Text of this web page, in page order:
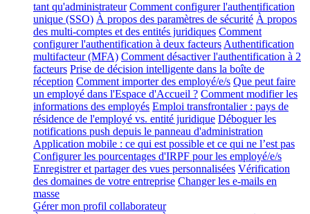
tant qu'administrateur Comment configurer l'authentification
unique (SSO) À propos des paramètres de sécurité À propos
des multi-comptes et des entités juridiques Comment
configurer l'authentification à deux facteurs Authentification
multifacteur (MFA) Comment désactiver l'authentification à 2
facteurs Prise de décision intelligente dans la boîte de
réception Comment importer des employé/e/s Que peut faire
un employé dans l'Espace d'Accueil ? Comment modifier les
informations des employés Emploi transfrontalier : pays de
résidence de l'employé vs. entité juridique Déboguer les
notifications push depuis le panneau d'administration
Application mobile : ce qui est possible et ce qui ne l’est pas
Configurer les pourcentages d'IRPF pour les employé/e/s
Enregistrer et partager des vues personnalisées Vérification
des domaines de votre entreprise Changer les e-mails en
masse
Gérer mon profil collaborateur